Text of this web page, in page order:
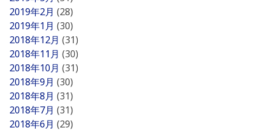
2019年2月 (28)
2019年1月 (30)
2018年12月 (31)
2018年11月 (30)
2018年10月 (31)
2018年9月 (30)
2018年8月 (31)
2018年7月 (31)
2018年6月 (29)